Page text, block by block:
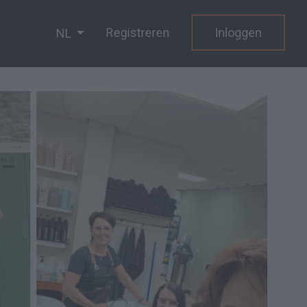
NL Registreren Inloggen